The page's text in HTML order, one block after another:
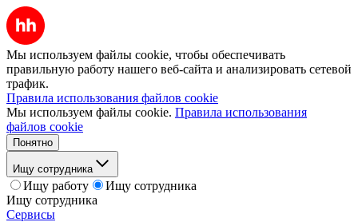
Мы используем файлы cookie, чтобы обеспечивать
правильную работу нашего веб-сайта и анализировать сетевой
трафик.
Правила использования файлов cookie
Мы используем файлы cookie. Правила использования
файлов cookie
Понятно
Ищу сотрудника
Ищу работу
Ищу сотрудника
Ищу сотрудника
Сервисы